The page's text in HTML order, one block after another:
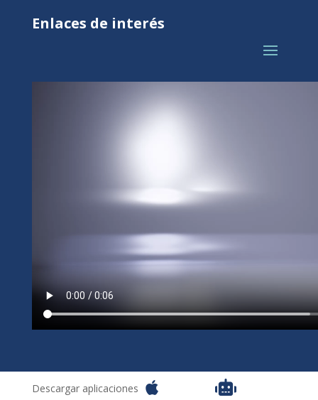
Enlaces de interés
Descargar aplicaciones  